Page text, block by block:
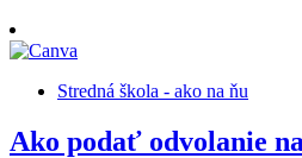
Stredná škola - ako na ňu
Ako podať odvolanie